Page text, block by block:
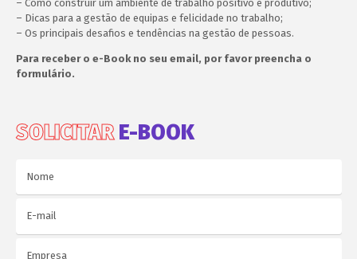
– Como construir um ambiente de trabalho positivo e produtivo;
– Dicas para a gestão de equipas e felicidade no trabalho;
– Os principais desafios e tendências na gestão de pessoas.
Para receber o e-Book no seu email, por favor preencha o
formulário.
SOLICITARE-BOOK